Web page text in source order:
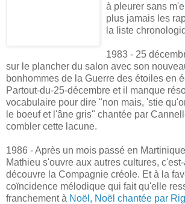
à pleurer sans
plus jamais les
la liste
1983 - 25
sur le plancher du salon avec son
bonhommes de la Guerre des étoiles en
Partout-du-25-décembre et il manque
vocabulaire pour dire "non mais, 'stie
le boeuf et l'âne gris" chantée par
combler cette lacune.
1986 - Après un mois passé en
Mathieu s'ouvre aux autres cultures, c'est-
découvre la Compagnie créole. Et à la
coïncidence mélodique qui fait qu'elle
franchement à Noël, Noël chantée par